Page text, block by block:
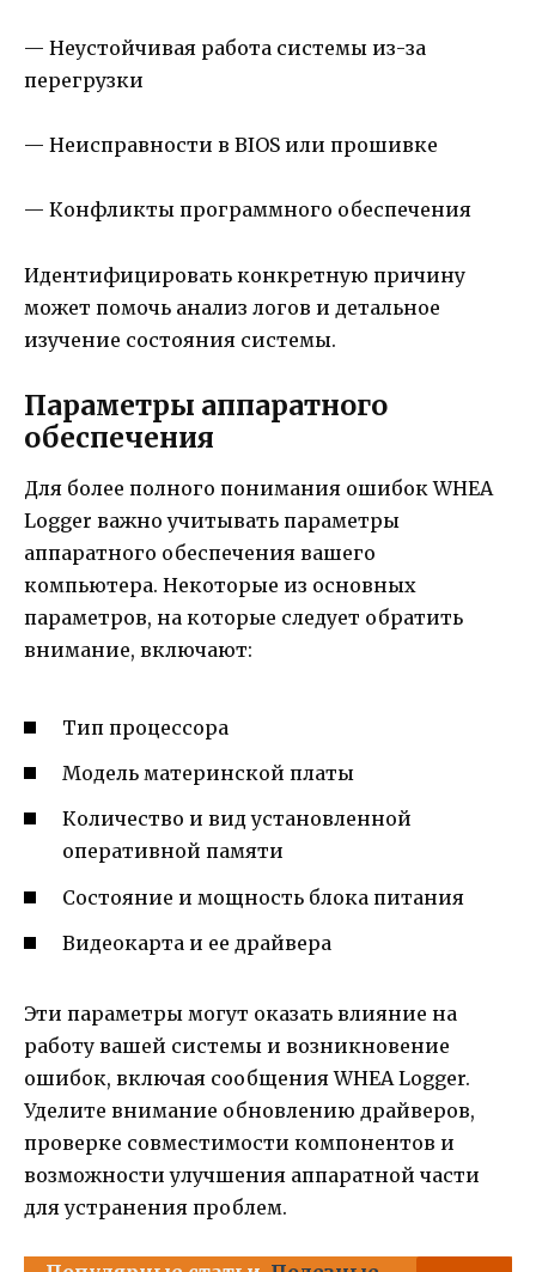
— Неустойчивая работа системы из-за
перегрузки
— Неисправности в BIOS или прошивке
— Конфликты программного обеспечения
Идентифицировать конкретную причину
может помочь анализ логов и детальное
изучение состояния системы.
Параметры аппаратного
обеспечения
Для более полного понимания ошибок WHEA
Logger важно учитывать параметры
аппаратного обеспечения вашего
компьютера. Некоторые из основных
параметров, на которые следует обратить
внимание, включают:
Тип процессора
Модель материнской платы
Количество и вид установленной
оперативной памяти
Состояние и мощность блока питания
Видеокарта и ее драйвера
Эти параметры могут оказать влияние на
работу вашей системы и возникновение
ошибок, включая сообщения WHEA Logger.
Уделите внимание обновлению драйверов,
проверке совместимости компонентов и
возможности улучшения аппаратной части
для устранения проблем.